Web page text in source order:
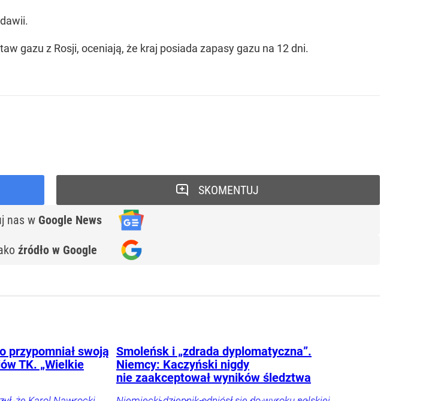
gazu z Rosji, oceniają, że kraj posiada zapasy gazu na 12 dni.
nas w Google News
źródło w Google
SKOMENTUJ
przypomniał swoją
TK. „Wielkie
Smoleńsk i „zdrada dyplomatyczna”.
Niemcy: Kaczyński nigdy
nie zaakceptował wyników śledztwa